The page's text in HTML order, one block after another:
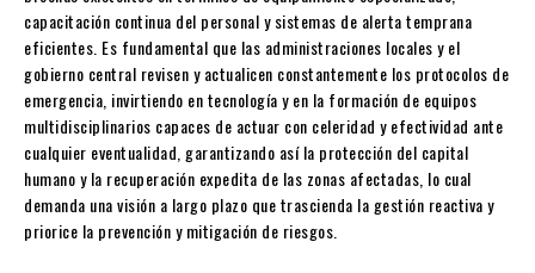
capacitación continua del personal y sistemas de alerta temprana
eficientes. Es fundamental que las administraciones locales y el
gobierno central revisen y actualicen constantemente los protocolos de
emergencia, invirtiendo en tecnología y en la formación de equipos
multidisciplinarios capaces de actuar con celeridad y efectividad ante
cualquier eventualidad, garantizando así la protección del capital
humano y la recuperación expedita de las zonas afectadas, lo cual
demanda una visión a largo plazo que trascienda la gestión reactiva y
priorice la prevención y mitigación de riesgos.